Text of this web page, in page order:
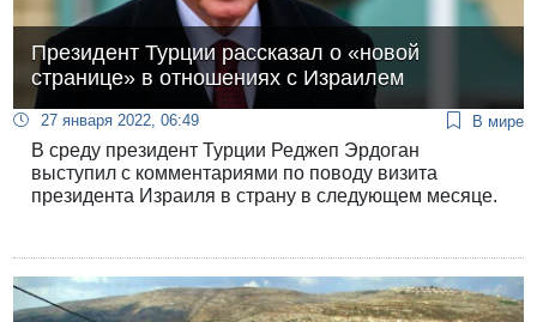
Президент Турции рассказал о «новой
странице» в отношениях с Израилем
27 января 2022, 06:49 В мире
В среду президент Турции Реджеп Эрдоган
выступил с комментариями по поводу визита
президента Израиля в страну в следующем месяце.